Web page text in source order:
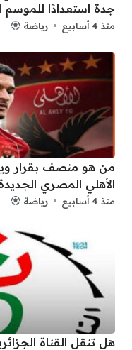
جدة استعدادًا للموسم
منذ 4 أسابيع رياضة
من هو منصف بقرار
الأهلي المصري الجديدة
منذ 4 أسابيع رياضة
هل تنقل القناة